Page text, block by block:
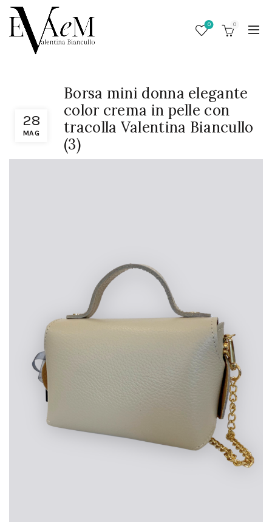
0 0
28
MAG
Borsa mini donna elegante
color crema in pelle con
tracolla Valentina Biancullo
(3)